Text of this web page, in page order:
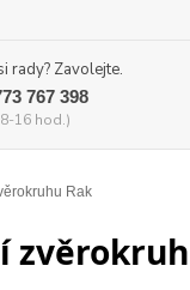
rady? Zavolejte.
767 398
16 hod.)
Rak